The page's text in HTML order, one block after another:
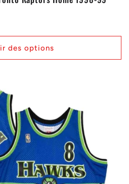
des options